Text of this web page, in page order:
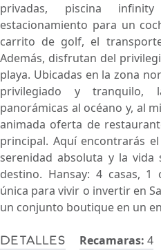
Detalles Recamaras: 4
privadas, piscina
estacionamiento para un
carrito de golf, el
Además, disfrutan del
playa. Ubicadas en la zona
privilegiado y tranquilo,
panorámicas al océano y, al
animada oferta de
principal. Aquí encontrarás
serenidad absoluta y la vida
destino. Hansay: 4 casas,
única para vivir o invertir en
un conjunto boutique en un